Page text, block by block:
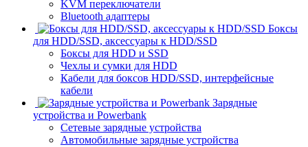
KVM переключатели
Bluetooth адаптеры
Боксы
для HDD/SSD, аксессуары к HDD/SSD
Боксы для HDD и SSD
Чехлы и сумки для HDD
Кабели для боксов HDD/SSD, интерфейсные
кабели
Зарядные
устройства и Powerbank
Сетевые зарядные устройства
Автомобильные зарядные устройства